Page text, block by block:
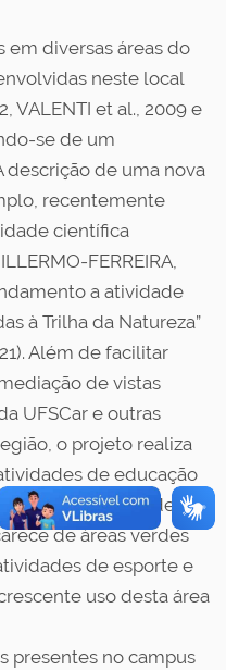
em diversas áreas do
neste local
VALENTI et al., 2009 e
se de um
descrição de uma nova
recentemente
científica
FERREIRA,
a atividade
à Trilha da Natureza”
Além de facilitar
de vistas
UFSCar e outras
o projeto realiza
de educação
se ainda o fato de
de áreas verdes
de esporte e
uso desta área
presentes no campus